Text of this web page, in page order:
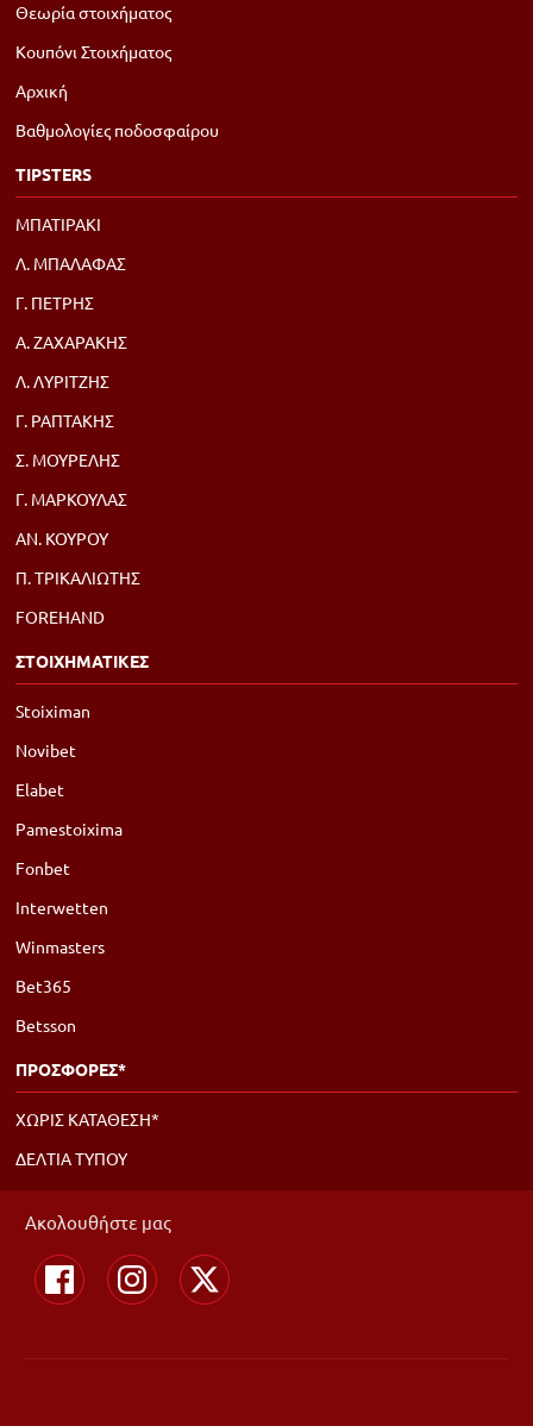
Θεωρία στοιχήματος
Κουπόνι Στοιχήματος
Αρχική
Βαθμολογίες ποδοσφαίρου
TIPSTERS
ΜΠΑΤΙΡΑΚΙ
Λ. ΜΠΑΛΑΦΑΣ
Γ. ΠΕΤΡΗΣ
Α. ΖΑΧΑΡΑΚΗΣ
Λ. ΛΥΡΙΤΖΗΣ
Γ. ΡΑΠΤΑΚΗΣ
Σ. ΜΟΥΡΕΛΗΣ
Γ. ΜΑΡΚΟΥΛΑΣ
ΑΝ. ΚΟΥΡΟΥ
Π. ΤΡΙΚΑΛΙΩΤΗΣ
FOREHAND
ΣΤΟΙΧΗΜΑΤΙΚΕΣ
Stoiximan
Novibet
Elabet
Pamestoixima
Fonbet
Interwetten
Winmasters
Bet365
Betsson
ΠΡΟΣΦΟΡΕΣ*
ΧΩΡΙΣ ΚΑΤΑΘΕΣΗ*
ΔΕΛΤΙΑ ΤΥΠΟΥ
Ακολουθήστε μας